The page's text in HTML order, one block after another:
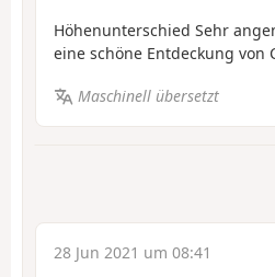
Höhenunterschied Sehr
eine schöne Entdeckung von
Maschinell übersetzt
28 Jun 2021 um 08:41